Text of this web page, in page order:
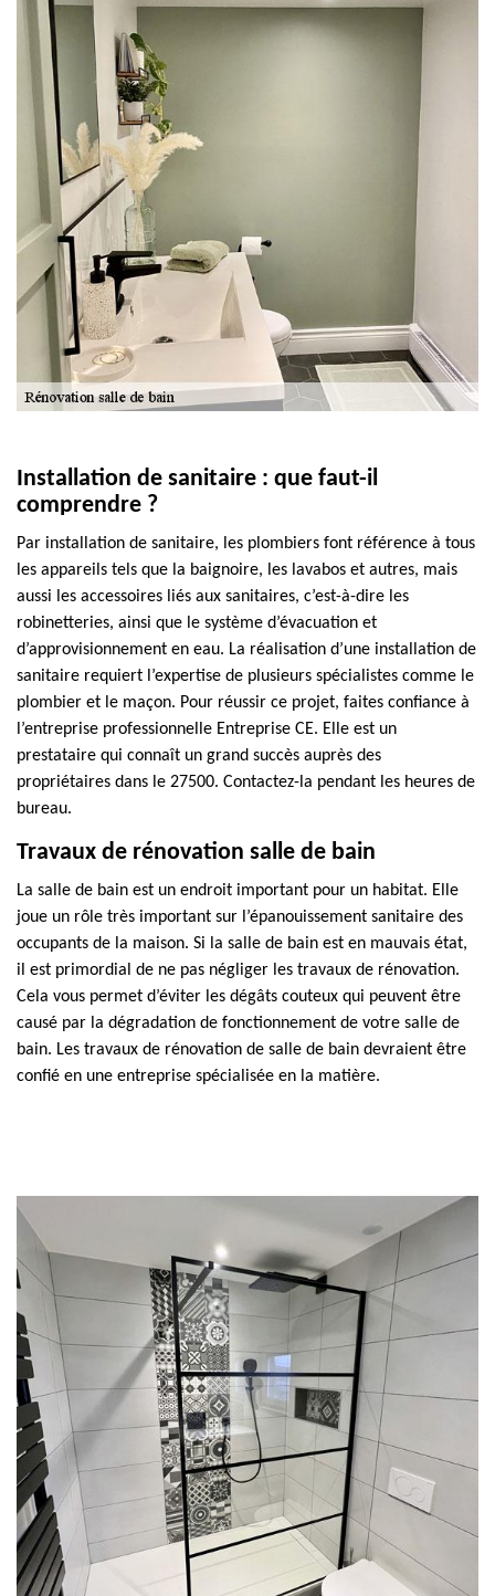
Installation de sanitaire : que faut-il
comprendre ?
Par installation de sanitaire, les plombiers font référence à tous
les appareils tels que la baignoire, les lavabos et autres, mais
aussi les accessoires liés aux sanitaires, c’est-à-dire les
robinetteries, ainsi que le système d’évacuation et
d’approvisionnement en eau. La réalisation d’une installation de
sanitaire requiert l’expertise de plusieurs spécialistes comme le
plombier et le maçon. Pour réussir ce projet, faites confiance à
l’entreprise professionnelle Entreprise CE. Elle est un
prestataire qui connaît un grand succès auprès des
propriétaires dans le 27500. Contactez-la pendant les heures de
bureau.
Travaux de rénovation salle de bain
La salle de bain est un endroit important pour un habitat. Elle
joue un rôle très important sur l’épanouissement sanitaire des
occupants de la maison. Si la salle de bain est en mauvais état,
il est primordial de ne pas négliger les travaux de rénovation.
Cela vous permet d’éviter les dégâts couteux qui peuvent être
causé par la dégradation de fonctionnement de votre salle de
bain. Les travaux de rénovation de salle de bain devraient être
confié en une entreprise spécialisée en la matière.